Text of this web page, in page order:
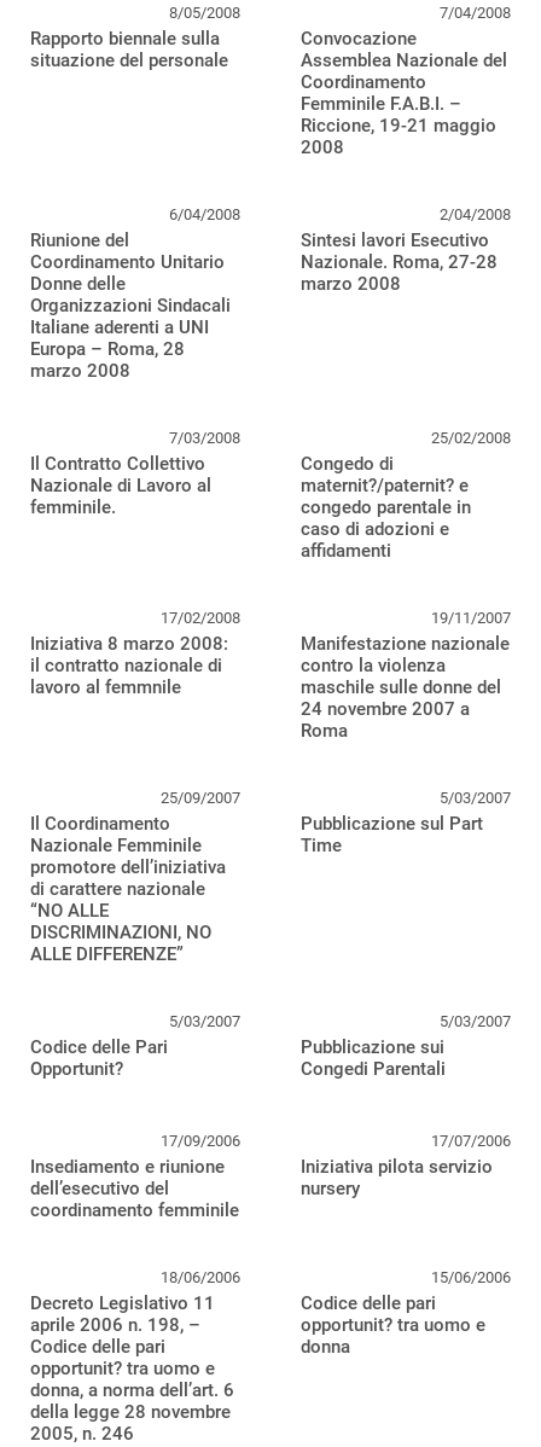
8/05/2008
Rapporto biennale sulla
situazione del personale
7/04/2008
Convocazione
Assemblea Nazionale del
Coordinamento
Femminile F.A.B.I. –
Riccione, 19-21 maggio
2008
6/04/2008
Riunione del
Coordinamento Unitario
Donne delle
Organizzazioni Sindacali
Italiane aderenti a UNI
Europa – Roma, 28
marzo 2008
2/04/2008
Sintesi lavori Esecutivo
Nazionale. Roma, 27-28
marzo 2008
7/03/2008
Il Contratto Collettivo
Nazionale di Lavoro al
femminile.
25/02/2008
Congedo di
maternit?/paternit? e
congedo parentale in
caso di adozioni e
affidamenti
17/02/2008
Iniziativa 8 marzo 2008:
il contratto nazionale di
lavoro al femmnile
19/11/2007
Manifestazione nazionale
contro la violenza
maschile sulle donne del
24 novembre 2007 a
Roma
25/09/2007
Il Coordinamento
Nazionale Femminile
promotore dell’iniziativa
di carattere nazionale
“NO ALLE
DISCRIMINAZIONI, NO
ALLE DIFFERENZE”
5/03/2007
Pubblicazione sul Part
Time
5/03/2007
Codice delle Pari
Opportunit?
5/03/2007
Pubblicazione sui
Congedi Parentali
17/09/2006
Insediamento e riunione
dell’esecutivo del
coordinamento femminile
17/07/2006
Iniziativa pilota servizio
nursery
18/06/2006
Decreto Legislativo 11
aprile 2006 n. 198, –
Codice delle pari
opportunit? tra uomo e
donna, a norma dell’art. 6
della legge 28 novembre
2005, n. 246
15/06/2006
Codice delle pari
opportunit? tra uomo e
donna